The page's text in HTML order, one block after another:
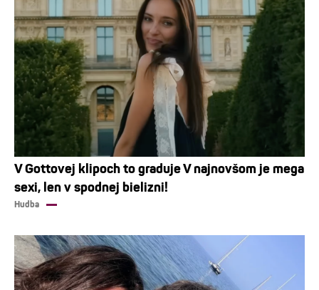
V Gottovej klipoch to graduje V najnovšom je mega
sexi, len v spodnej bielizni!
Hudba